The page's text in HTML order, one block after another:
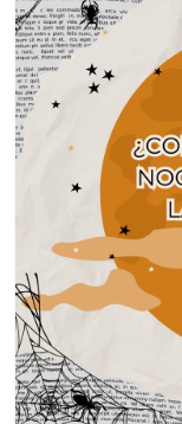
periodismo
digital
del
Politécnico
Grancolombiano